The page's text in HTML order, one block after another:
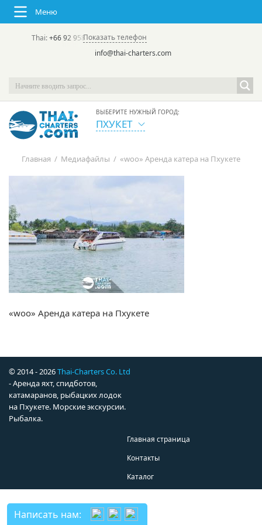
Меню
Thai:+66 92 958 8644(rus/eng) | в России:
Показать телефон
info@thai-charters.com
ВЫБЕРИТЕ НУЖНЫЙ ГОРОД:
ПХУКЕТ
Главная / Медиафайлы / «woo» Аренда катера на Пхукете
«woo» Аренда катера на Пхукете
© 2014 - 2026Thai-Charters Co. Ltd
- Аренда яхт, спидботов,
катамаранов, рыбацких лодок
на Пхукете. Морские экскурсии.
Рыбалка.
Главная страница
Контакты
Каталог
Написать нам: